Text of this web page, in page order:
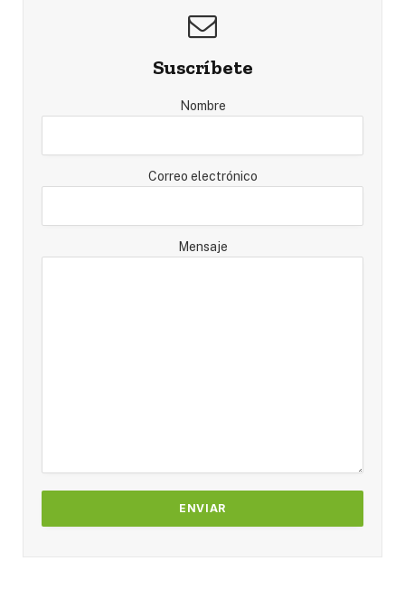
Suscríbete
Nombre
Correo electrónico
Mensaje